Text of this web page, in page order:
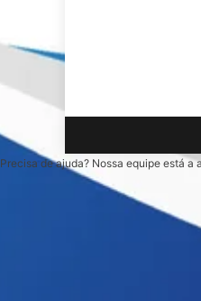
Precisa de ajuda? Nossa equipe está a